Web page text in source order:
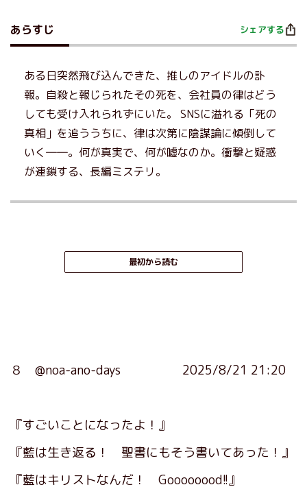
あらすじ シェアする
ある日突然飛び込んできた、推しのアイドルの訃
報。自殺と報じられたその死を、会社員の律はどう
しても受け入れられずにいた。 SNSに溢れる「死の
真相」を追ううちに、律は次第に陰謀論に傾倒して
いく――。何が真実で、何が嘘なのか。衝撃と疑惑
が連鎖する、長編ミステリ。
最初から読む
８ @noa-ano-days 2025/8/21 21:20
『すごいことになったよ！』
『藍は生き返る！ 聖書にもそう書いてあった！』
『藍はキリストなんだ！ Goooooood!!』